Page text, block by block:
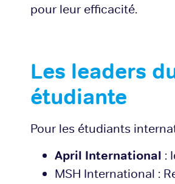
pour leur efficacité.
Les leaders
étudiante
Pour les étudiants
April International :
MSH International :